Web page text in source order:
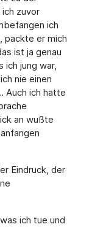
zuvor
ich
packte er mich
ist ja genau
ich jung war,
nie einen
Auch ich hatte
an wußte
Eindruck, der
ich tue und